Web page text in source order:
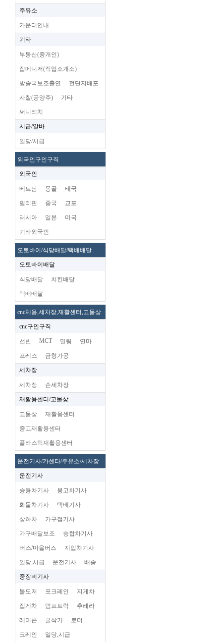
주유소
카운터안내
기타
부동산(중개인)
잡메니저(직업소개소)
방송국보조출연 전단지배포
사찰(공양주) 기타
써니리치
시급/알바
일당/시급
외국인구인구직
외국인
베트남 몽골 태국
필리핀 중국 교포
러시아 일본 미국
기타외국인
오토바이/식당배달/택배배달
오토바이배달
식당배달 치킨배달
택배배달
cnc체용,세차장,재활센터,고물상
cnc구인구직
선반 MCT 밀링 연마
프레스 금형가공
세차장
세차장 손세차장
재활용센터/고물상
고물상 재활용센터
중고재활용센터
플라스틱재활용센터
운전기사/카센타/주유소/세차장
운전기사
승용차기사 봉고차기사
화물차기사 택배기사
상하차 가구점기사
가구배달보조 승합차기사
버스/마을버스 지입차기사
일당,시급 운전기사 배송
중장비기사
불도저 포크레인 지게차
집게차 덤프트럭 추레라
레미콘 굴삭기 로더
크레인 일당,시급